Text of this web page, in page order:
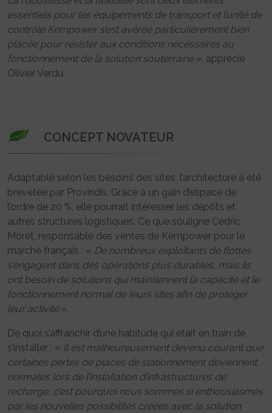
essentiels pour les équipements de transport et l’unité de
contrôle Kempower s’est avérée particulièrement bien
placée pour résister aux conditions nécessaires au
fonctionnement de la solution souterraine», apprécie
Olivier Verdu.
CONCEPT NOVATEUR
Adaptable selon les besoins des sites, l’architecture a été
brevetée par Proviridis. Grâce à un gain d’espace de
l’ordre de 20 %, elle pourrait intéresser les dépôts et
autres structures logistiques. Ce que souligne Cédric
Moret, responsable des ventes de Kempower pour le
marché français : « De nombreux exploitants de flottes
s’engagent dans des opérations plus durables, mais ils
ont besoin de solutions qui maintiennent la capacité et le
fonctionnement normal de leurs sites afin de protéger
leur activité ».
De quoi s’affranchir d’une habitude qui était en train de
s’installer : « Il est malheureusement devenu courant que
certaines pertes de places de stationnement deviennent
normales lors de l’installation d’infrastructures de
recharge, c’est pourquoi nous sommes si enthousiasmés
par les nouvelles possibilités créées avec la solution